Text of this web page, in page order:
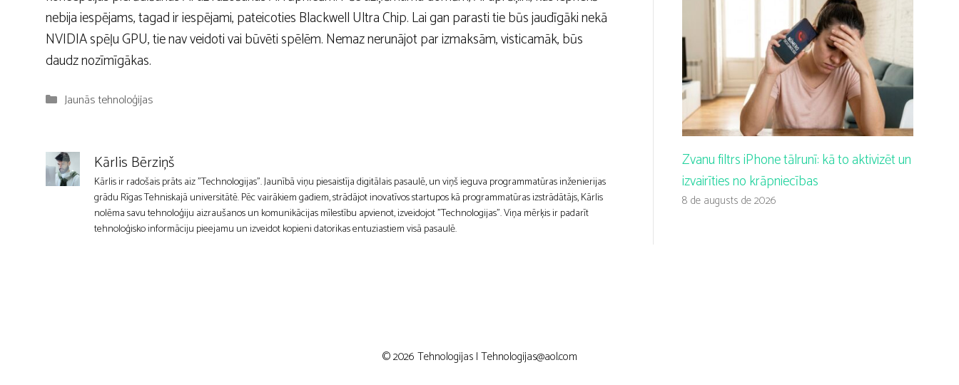
nebija iespējams, tagad ir iespējami, pateicoties Blackwell Ultra Chip. Lai gan parasti tie būs jaudīgāki nekā
NVIDIA spēļu GPU, tie nav veidoti vai būvēti spēlēm. Nemaz nerunājot par izmaksām, visticamāk, būs
daudz nozīmīgākas.
Kategorijas
Jaunās tehnoloģijas
Kārlis Bērziņš
Kārlis ir radošais prāts aiz "Technologijas". Jaunībā viņu piesaistīja digitālais pasaulē, un viņš ieguva programmatūras inženierijas
grādu Rīgas Tehniskajā universitātē. Pēc vairākiem gadiem, strādājot inovatīvos startupos kā programmatūras izstrādātājs, Kārlis
nolēma savu tehnoloģiju aizraušanos un komunikācijas mīlestību apvienot, izveidojot "Technologijas". Viņa mērķis ir padarīt
tehnoloģisko informāciju pieejamu un izveidot kopieni datorikas entuziastiem visā pasaulē.
Zvanu filtrs iPhone tālrunī: kā to aktivizēt un
izvairīties no krāpniecības
8 de augusts de 2026
© 2026 Tehnologijas | Tehnologijas@aol.com